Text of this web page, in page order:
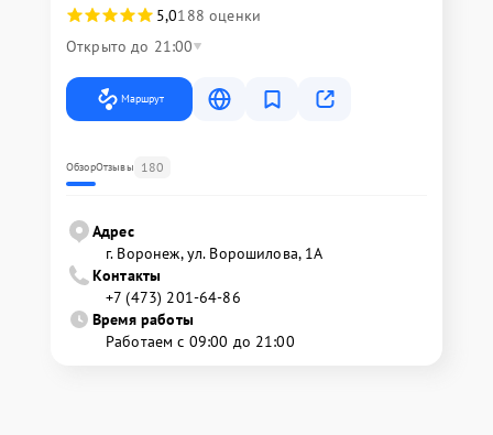
5,0188 оценки
Открыто до 21:00
Маршрут
ОбзорОтзывы 180
Адрес
г. Воронеж, ул. Ворошилова, 1А
Контакты
+7 (473) 201-64-86
Время работы
Работаем с 09:00 до 21:00